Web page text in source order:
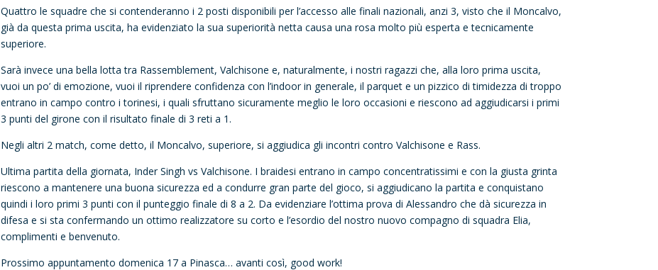
Quattro le squadre che si contenderanno i 2 posti disponibili per l’accesso alle finali nazionali, anzi 3, visto che il Moncalvo,
già da questa prima uscita, ha evidenziato la sua superiorità netta causa una rosa molto più esperta e tecnicamente
superiore.
Sarà invece una bella lotta tra Rassemblement, Valchisone e, naturalmente, i nostri ragazzi che, alla loro prima uscita,
vuoi un po’ di emozione, vuoi il riprendere confidenza con l’indoor in generale, il parquet e un pizzico di timidezza di troppo
entrano in campo contro i torinesi, i quali sfruttano sicuramente meglio le loro occasioni e riescono ad aggiudicarsi i primi
3 punti del girone con il risultato finale di 3 reti a 1.
Negli altri 2 match, come detto, il Moncalvo, superiore, si aggiudica gli incontri contro Valchisone e Rass.
Ultima partita della giornata, Inder Singh vs Valchisone. I braidesi entrano in campo concentratissimi e con la giusta grinta
riescono a mantenere una buona sicurezza ed a condurre gran parte del gioco, si aggiudicano la partita e conquistano
quindi i loro primi 3 punti con il punteggio finale di 8 a 2. Da evidenziare l’ottima prova di Alessandro che dà sicurezza in
difesa e si sta confermando un ottimo realizzatore su corto e l’esordio del nostro nuovo compagno di squadra Elia,
complimenti e benvenuto.
Prossimo appuntamento domenica 17 a Pinasca… avanti così, good work!